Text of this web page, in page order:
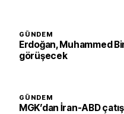
GÜNDEM
Erdoğan, Muhammed
görüşecek
GÜNDEM
MGK’dan İran-ABD